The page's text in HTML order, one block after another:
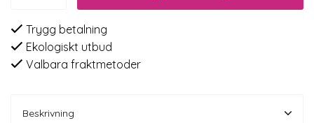
Trygg betalning
Ekologiskt utbud
Valbara fraktmetoder
Beskrivning